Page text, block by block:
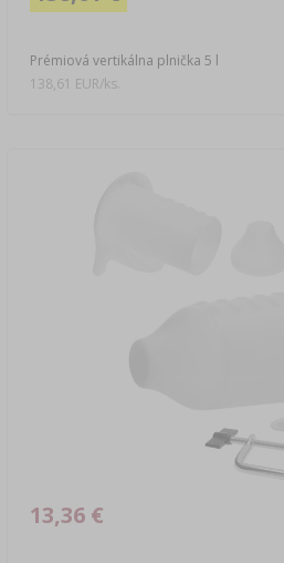
Prémiová vertikálna plnička 5 l
138,61 EUR/ks.
13,36 €